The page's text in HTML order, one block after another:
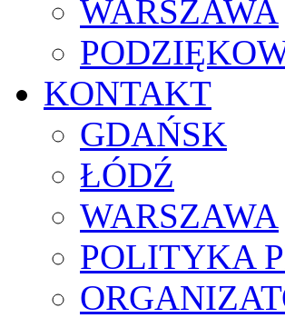
WARSZAWA
KONTAKT
GDAŃSK
ŁÓDŹ
WARSZAWA
POLITYKA